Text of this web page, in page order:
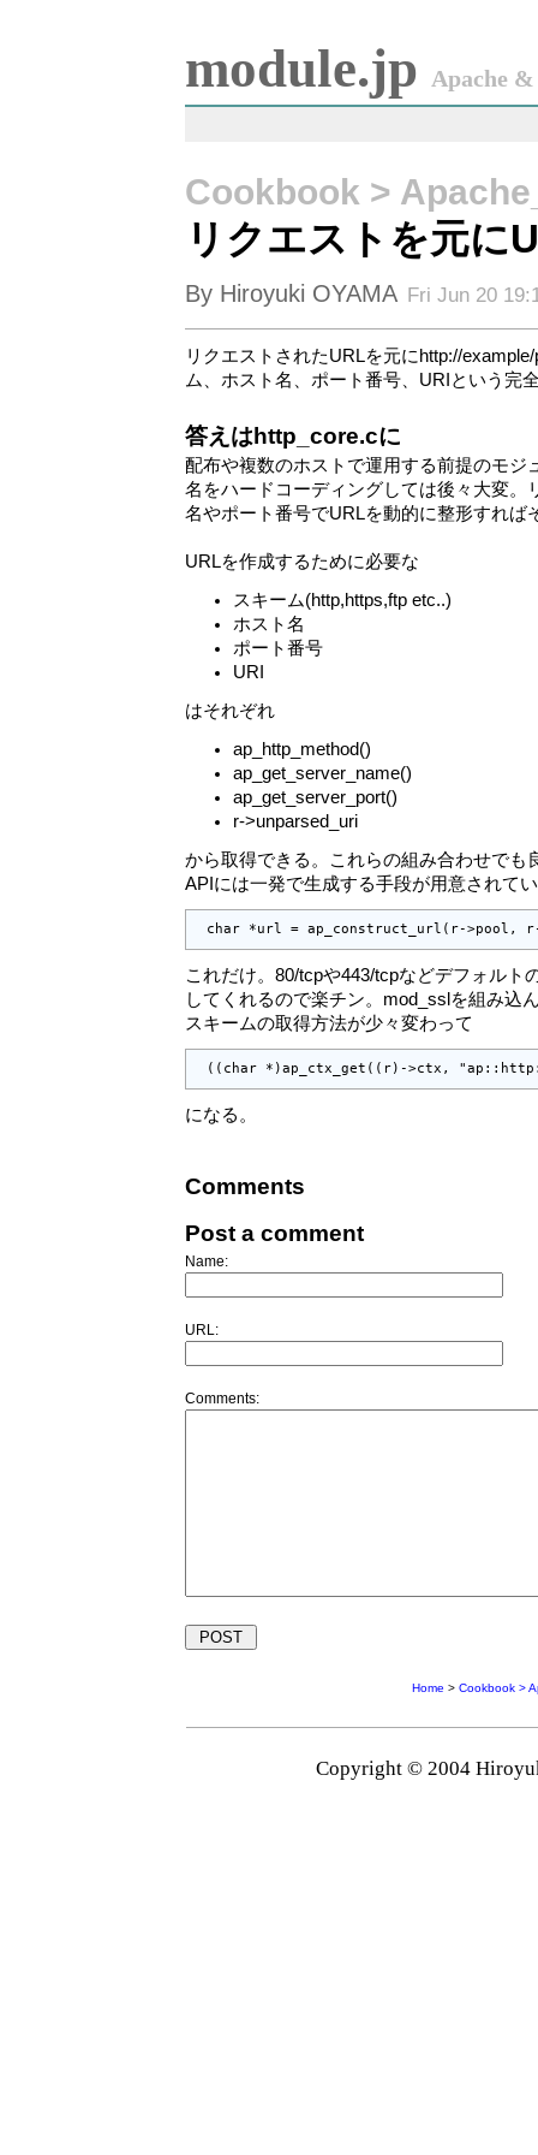
module.jp Apache
Cookbook >
リクエストを元に
By Hiroyuki OYAMA Fri Jun 20
リクエストされたURLを元にhttp://
ム、ホスト名、ポート番号、URIという完
答えはhttp_core.cに
配布や複数のホストで運用する前提のモジ
名をハードコーディングしては後々大変。
名やポート番号でURLを動的に整形すれば
URLを作成するために必要な
スキーム(http,https,ftp etc..)
ホスト名
ポート番号
URI
はそれぞれ
ap_http_method()
ap_get_server_name()
ap_get_server_port()
r->unparsed_uri
から取得できる。これらの組み合わせでも
APIには一発で生成する手段が用意されて
char *url = ap_construct_url(r->pool,
これだけ。80/tcpや443/tcpなどデフォルト
してくれるので楽チン。mod_sslを組み込
スキームの取得方法が少々変わって
((char *)ap_ctx_get((r)->ctx,
になる。
Comments
Post a comment
Name:
URL:
Comments:
Home > Cookbook >
Copyright © 2004